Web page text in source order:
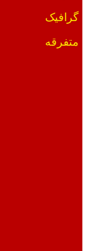
گرافیک
متفرقه